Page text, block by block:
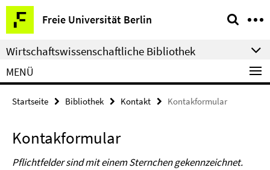
Springe
direkt
zu
Inhalt
Freie Universität Berlin
Service-
Navigation
Wirtschaftswissenschaftliche Bibliothek
MENÜ
Startseite Bibliothek Kontakt Kontakformular
Kontakformular
Pflichtfelder sind mit einem Sternchen gekennzeichnet.